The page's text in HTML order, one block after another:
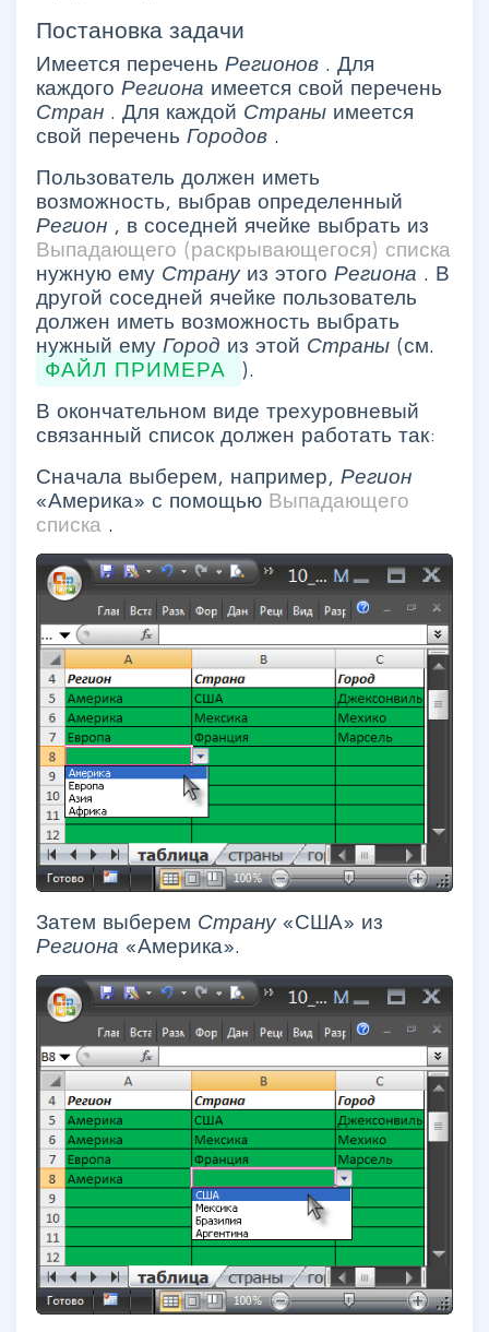
Постановка задачи
Имеется перечень Регионов . Для
каждого Региона имеется свой перечень
Стран . Для каждой Страны имеется
свой перечень Городов .
Пользователь должен иметь
возможность, выбрав определенный
Регион , в соседней ячейке выбрать из
Выпадающего (раскрывающегося) списка
нужную ему Страну из этого Региона . В
другой соседней ячейке пользователь
должен иметь возможность выбрать
нужный ему Город из этой Страны (см.
ФАЙЛ ПРИМЕРА
).
В окончательном виде трехуровневый
связанный список должен работать так:
Сначала выберем, например, Регион
«Америка» с помощью Выпадающего
списка .
Затем выберем Страну «США» из
Региона «Америка».